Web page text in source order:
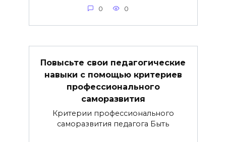
0 0
Повысьте свои педагогические
навыки с помощью критериев
профессионального
саморазвития
Критерии профессионального
саморазвития педагога Быть